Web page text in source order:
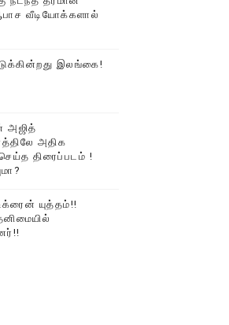
வீடியோக்களால்
இலங்கை!
அஜித்
அதிக
திரைப்படம் !
யுத்தம்!!